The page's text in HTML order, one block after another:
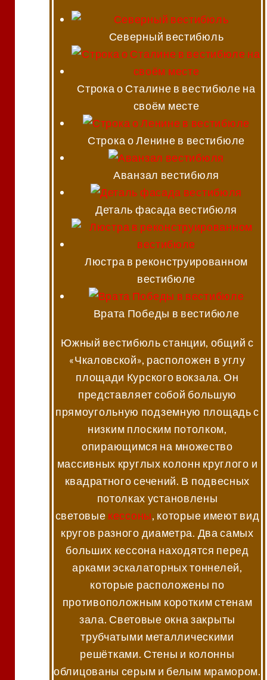
Северный вестибюль
Строка о Сталине в вестибюле на
своём месте
Строка о Ленине в вестибюле
Аванзал вестибюля
Деталь фасада вестибюля
Люстра в реконструированном
вестибюле
Врата Победы в вестибюле
Южный вестибюль станции, общий с
«Чкаловской», расположен в углу
площади Курского вокзала. Он
представляет собой большую
прямоугольную подземную площадь с
низким плоским потолком,
опирающимся на множество
массивных круглых колонн круглого и
квадратного сечений. В подвесных
потолках установлены
световые кессоны, которые имеют вид
кругов разного диаметра. Два самых
больших кессона находятся перед
арками эскалаторных тоннелей,
которые расположены по
противоположным коротким стенам
зала. Световые окна закрыты
трубчатыми металлическими
решётками. Стены и колонны
облицованы серым и белым мрамором.